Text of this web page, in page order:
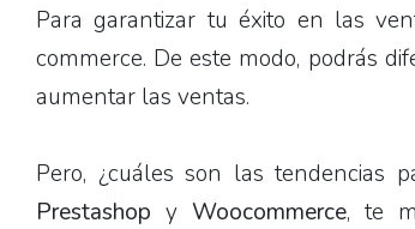
Para garantizar tu éxito en las
commerce. De este modo, podrás
aumentar las ventas.
Pero, ¿cuáles son las tendencias
Prestashop yWoocommerce, te